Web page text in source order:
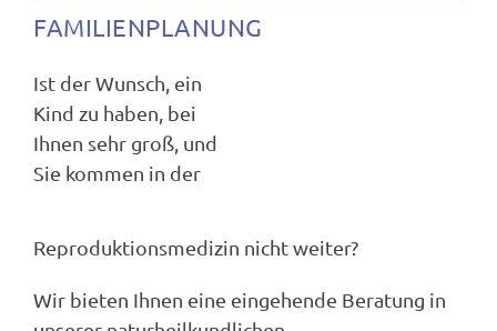
FAMILIENPLANUNG
Ist der Wunsch, ein
Kind zu haben, bei
Ihnen sehr groß, und
Sie kommen in der
Reproduktionsmedizin nicht weiter?
Wir bieten Ihnen eine eingehende Beratung in